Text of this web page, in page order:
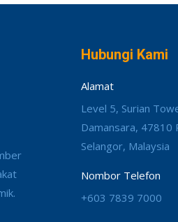
Hubungi Kami
Alamat
Level 5, Surian
Damansara, 47810
Selangor, Malaysia
Nombor Telefon
+603 7839 7000